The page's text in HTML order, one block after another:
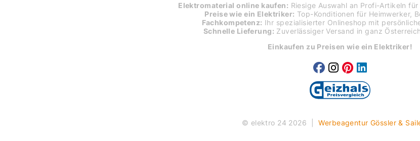
Elektromaterial online kaufen: Riesige Auswahl an Profi-Artikeln
Preise wie ein Elektriker: Top-Konditionen für Heimwerker,
Fachkompetenz: Ihr spezialisierter Onlineshop mit
Schnelle Lieferung: Zuverlässiger Versand in ganz
Einkaufen zu Preisen wie ein Elektriker!
© elektro 24 2026 |Werbeagentur Gössler &